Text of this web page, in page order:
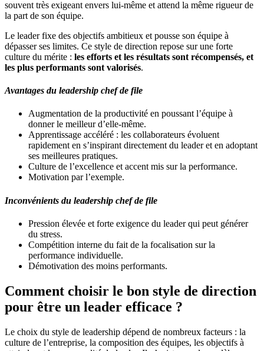
souvent très exigeant envers lui-même et attend la même rigueur de
la part de son équipe.
Le leader fixe des objectifs ambitieux et pousse son équipe à
dépasser ses limites. Ce style de direction repose sur une forte
culture du mérite : les efforts et les résultats sont récompensés, et
les plus performants sont valorisés.
Avantages du leadership chef de file
Augmentation de la productivité en poussant l’équipe à
donner le meilleur d’elle-même.
Apprentissage accéléré : les collaborateurs évoluent
rapidement en s’inspirant directement du leader et en adoptant
ses meilleures pratiques.
Culture de l’excellence et accent mis sur la performance.
Motivation par l’exemple.
Inconvénients du leadership chef de file
Pression élevée et forte exigence du leader qui peut générer
du stress.
Compétition interne du fait de la focalisation sur la
performance individuelle.
Démotivation des moins performants.
Comment choisir le bon style de direction
pour être un leader efficace ?
Le choix du style de leadership dépend de nombreux facteurs : la
culture de l’entreprise, la composition des équipes, les objectifs à